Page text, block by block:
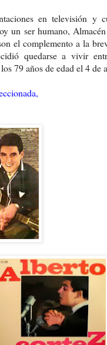
en televisión y
un ser humano,
el complemento a la
quedarse a vivir
79 años de edad el 4 de